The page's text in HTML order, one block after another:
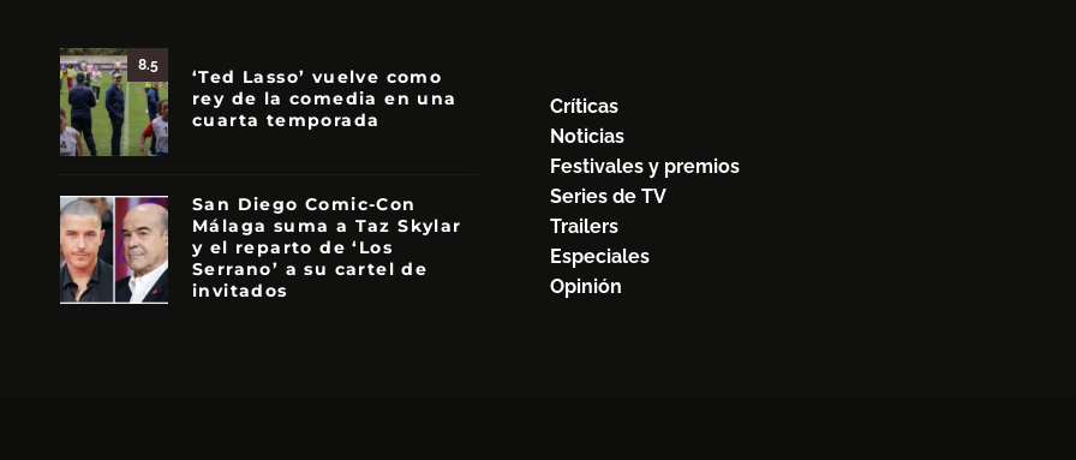
8.5
‘Ted Lasso’ vuelve como
rey de la comedia en una
cuarta temporada
San Diego Comic-Con
Málaga suma a Taz Skylar
y el reparto de ‘Los
Serrano’ a su cartel de
invitados
Críticas
Noticias
Festivales y premios
Series de TV
Trailers
Especiales
Opinión